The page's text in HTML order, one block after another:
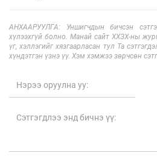
АНХААРУУЛГА: Уншигчдын бичсэн
хүлээхгүй болно. Манай сайт ХХЗХ-ны
үг, хэллэгийг хязгаарласан тул Та
хүндэтгэн үзнэ үү. Хэм хэмжээ зөрчсөн